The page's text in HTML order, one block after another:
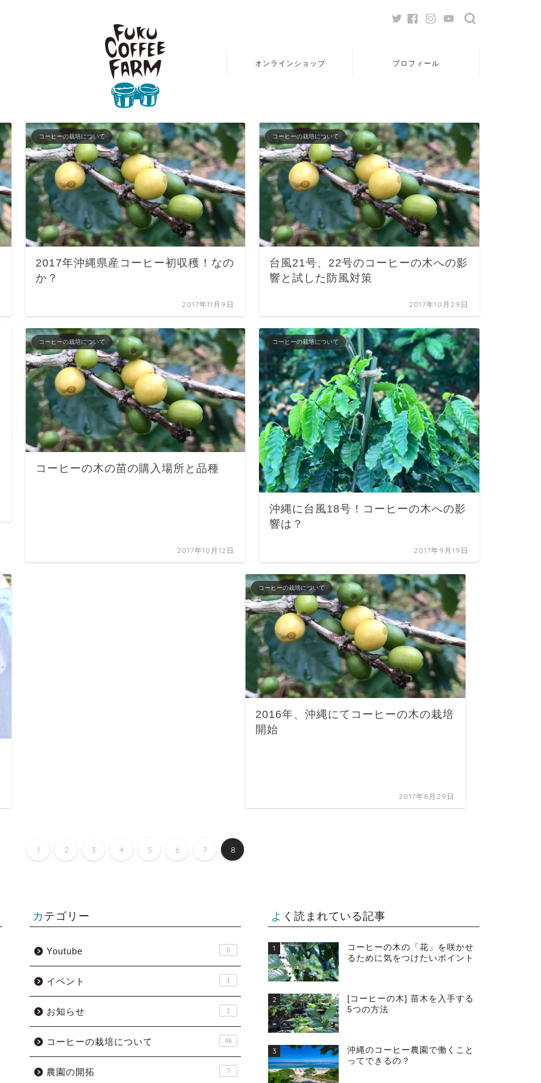
オンラインショップ プロフィール
コーヒーの栽培について
2017年沖縄県産コーヒー初収穫！なの
か？
2017年11月9日
コーヒーの栽培について
台風21号、22号のコーヒーの木への影
響と試した防風対策
2017年10月29日
コーヒーの栽培について
コーヒーの木の苗の購入場所と品種
2017年10月12日
コーヒーの栽培について
沖縄に台風18号！コーヒーの木への影
響は？
2017年9月19日
コーヒーの栽培について
2016年、沖縄にてコーヒーの木の栽培
開始
2017年8月29日
1 2 3 4 5 6 7 8
カテゴリー
Youtube 5
イベント 1
お知らせ 1
コーヒーの栽培について 46
農園の開拓 7
よく読まれている記事
1
コーヒーの木の「花」を咲かせ
るために気をつけたいポイント
2
[コーヒーの木] 苗木を入手する
5つの方法
3
沖縄のコーヒー農園で働くこと
ってできるの？